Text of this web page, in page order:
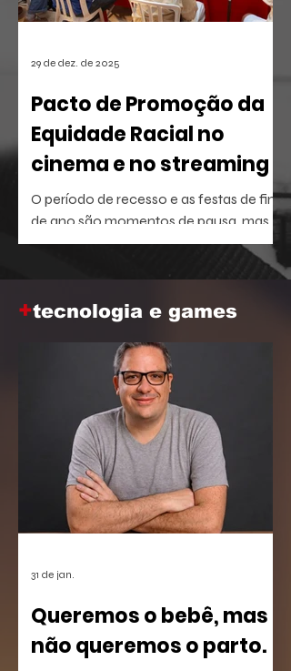
Pacto de Promoção da
Equidade Racial no
cinema e no streaming
O período de recesso e as festas de fim
de ano são momentos de pausa, mas
também oferecem a brecha ideal para
aprofundar o repertório sobre temas
corporativa.
29 de dez. de 2025
+tecnologia e games
Queremos o bebê, mas
não queremos o parto.
31 de jan.